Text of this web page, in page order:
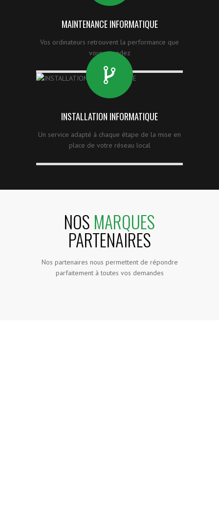
MAINTENANCE INFORMATIQUE
Vos ordinateurs retrouvent la performance que
vous attendez
INSTALLATION INFORMATIQUE
Un service adapté à chaque étape de la mise en
place de votre réseau local
NOS MARQUES
PARTENAIRES
Nos partenaires nous permettent de répondre
parfaitement à toutes vos demandes